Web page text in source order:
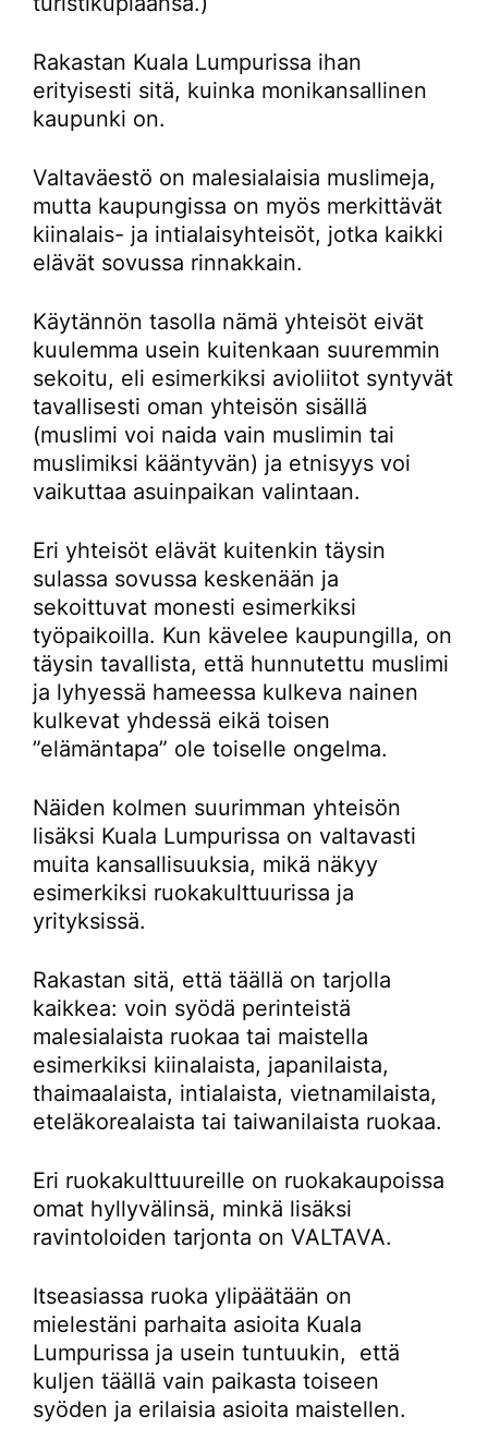
Rakastan Kuala Lumpurissa ihan
erityisesti sitä, kuinka monikansallinen
kaupunki on.
Valtaväestö on malesialaisia muslimeja,
mutta kaupungissa on myös merkittävät
kiinalais- ja intialaisyhteisöt, jotka kaikki
elävät sovussa rinnakkain.
Käytännön tasolla nämä yhteisöt eivät
kuulemma usein kuitenkaan suuremmin
sekoitu, eli esimerkiksi avioliitot syntyvät
tavallisesti oman yhteisön sisällä
(muslimi voi naida vain muslimin tai
muslimiksi kääntyvän) ja etnisyys voi
vaikuttaa asuinpaikan valintaan.
Eri yhteisöt elävät kuitenkin täysin
sulassa sovussa keskenään ja
sekoittuvat monesti esimerkiksi
työpaikoilla. Kun kävelee kaupungilla, on
täysin tavallista, että hunnutettu muslimi
ja lyhyessä hameessa kulkeva nainen
kulkevat yhdessä eikä toisen
”elämäntapa” ole toiselle ongelma.
Näiden kolmen suurimman yhteisön
lisäksi Kuala Lumpurissa on valtavasti
muita kansallisuuksia, mikä näkyy
esimerkiksi ruokakulttuurissa ja
yrityksissä.
Rakastan sitä, että täällä on tarjolla
kaikkea: voin syödä perinteistä
malesialaista ruokaa tai maistella
esimerkiksi kiinalaista, japanilaista,
thaimaalaista, intialaista, vietnamilaista,
eteläkorealaista tai taiwanilaista ruokaa.
Eri ruokakulttuureille on ruokakaupoissa
omat hyllyvälinsä, minkä lisäksi
ravintoloiden tarjonta on VALTAVA.
Itseasiassa ruoka ylipäätään on
mielestäni parhaita asioita Kuala
Lumpurissa ja usein tuntuukin, että
kuljen täällä vain paikasta toiseen
syöden ja erilaisia asioita maistellen.